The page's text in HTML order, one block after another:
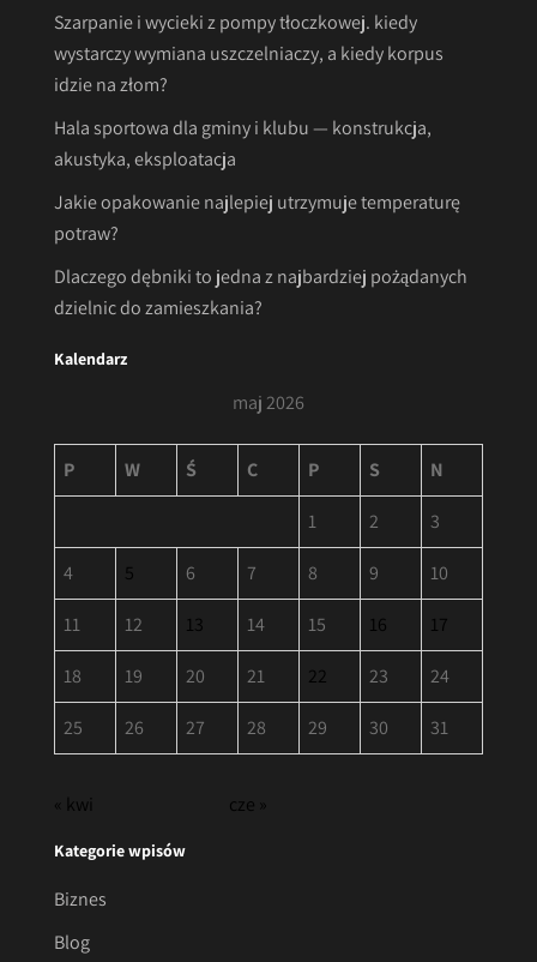
Szarpanie i wycieki z pompy tłoczkowej. kiedy
wystarczy wymiana uszczelniaczy, a kiedy korpus
idzie na złom?
Hala sportowa dla gminy i klubu — konstrukcja,
akustyka, eksploatacja
Jakie opakowanie najlepiej utrzymuje temperaturę
potraw?
Dlaczego dębniki to jedna z najbardziej pożądanych
dzielnic do zamieszkania?
Kalendarz
maj 2026
P W Ś C P S N
1 2 3
4 5 6 7 8 9 10
11 12 13 14 15 16 17
18 19 20 21 22 23 24
25 26 27 28 29 30 31
« kwi cze »
Kategorie wpisów
Biznes
Blog